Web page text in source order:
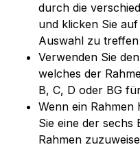
durch die
und klicken Sie
Auswahl zu treffen
Verwenden Sie
welches der
B, C, D oder BG
Wenn ein
Sie eine der sechs
Rahmen